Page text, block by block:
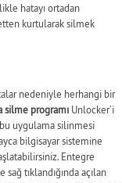
hatayı ortadan
kurtularak silmek
nedeniyle herhangi bir
silme programı Unlocker’i
uygulama silinmesi
bilgisayar sistemine
Entegre
tıklandığında açılan